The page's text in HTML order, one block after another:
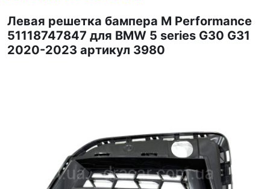
Левая решетка бампера M Performance
51118747847 для BMW 5 series G30 G31
2020-2023 артикул 3980